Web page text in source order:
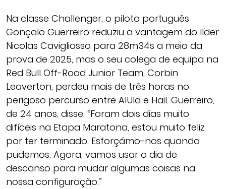
Na classe Challenger, o piloto português
Gonçalo Guerreiro reduziu a vantagem do líder
Nicolas Cavigliasso para 28m34s a meio da
prova de 2025, mas o seu colega de equipa na
Red Bull Off-Road Junior Team, Corbin
Leaverton, perdeu mais de três horas no
perigoso percurso entre AlUla e Hail. Guerreiro,
de 24 anos, disse: “Foram dois dias muito
difíceis na Etapa Maratona, estou muito feliz
por ter terminado. Esforçámo-nos quando
pudemos. Agora, vamos usar o dia de
descanso para mudar algumas coisas na
nossa configuração.”